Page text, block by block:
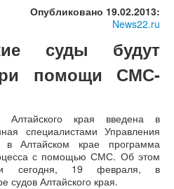
Опубликовано 19.02.2013:
News22.ru
суды будут
помощи СМС-
края введена в
специалистами Управления
в Алтайском крае программа
с помощью СМС. Об этом
сегодня, 19 февраля, в
судов Алтайского края.